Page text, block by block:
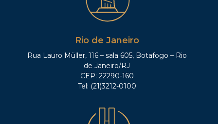
Rio de Janeiro
Rua Lauro Müller, 116 – sala 605, Botafogo – Rio
de Janeiro/RJ
CEP: 22290-160
Tel: (21)3212-0100